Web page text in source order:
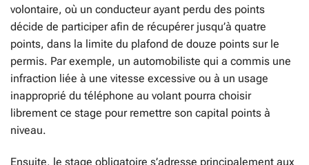
volontaire, où un conducteur ayant perdu des points
décide de participer afin de récupérer jusqu’à quatre
points, dans la limite du plafond de douze points sur le
permis. Par exemple, un automobiliste qui a commis une
infraction liée à une vitesse excessive ou à un usage
inapproprié du téléphone au volant pourra choisir
librement ce stage pour remettre son capital points à
niveau.
Ensuite, le stage obligatoire s’adresse principalement aux